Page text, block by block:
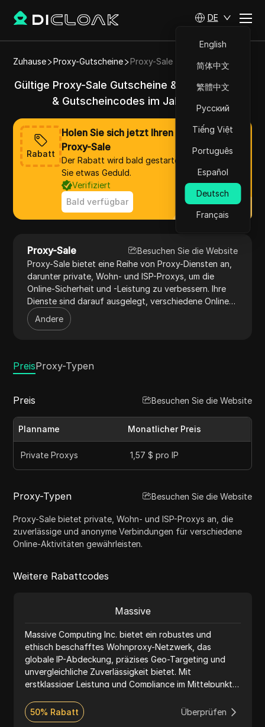
DE
English
简体中文
繁體中文
Русский
Tiếng Việt
Português
Español
Deutsch
Français
Zuhause Proxy-Gutscheine Proxy-Sale
Gültige Proxy-Sale Gutscheine & Aktionscodes
& Gutscheincodes im Jahr 2025
Rabatt
Holen Sie sich jetzt Ihren Rabatt von
Proxy-Sale
Der Rabatt wird bald gestartet, bitte haben
Sie etwas Geduld.
Verifiziert
Bald verfügbar
Proxy-Sale
Besuchen Sie die Website
Proxy-Sale bietet eine Reihe von Proxy-Diensten an,
darunter private, Wohn- und ISP-Proxys, um die
Online-Sicherheit und -Leistung zu verbessern. Ihre
Dienste sind darauf ausgelegt, verschiedene Online-
Aktivitäten wie Web-Scraping, den Zugriff auf geo-
restriktierte Inhalte und die Wahrung der Online-
Verfügbarkeit und umfassender API-Unterstützung
gewährleistet Proxy-Sale zuverlässige und effiziente
Unternehmen.
Andere
PreisProxy-Typen
Preis Besuchen Sie die Website
Planname Monatlicher Preis
Private Proxys 1,57 $ pro IP
Proxy-Typen Besuchen Sie die Website
Proxy-Sale bietet private, Wohn- und ISP-Proxys an, die
zuverlässige und anonyme Verbindungen für verschiedene
Online-Aktivitäten gewährleisten.
Weitere Rabattcodes
Massive
Massive Computing Inc. bietet ein robustes und
ethisch beschafftes Wohnproxy-Netzwerk, das
globale IP-Abdeckung, präzises Geo-Targeting und
unvergleichliche Zuverlässigkeit bietet. Mit
erstklassiger Leistung und Compliance im Mittelpunkt
erhöhen, die Betriebe zu skalieren und kritische Daten
sicher zuzugreifen. Vertrauenswürdig von
50% Rabatt Überprüfen